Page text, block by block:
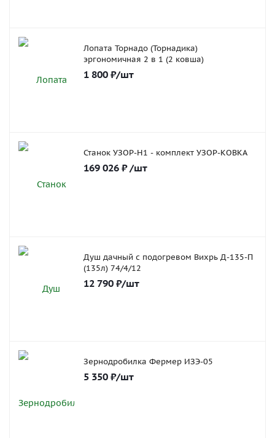
Лопата Торнадо (Торнадика)
эргономичная 2 в 1 (2 ковша)
1 800 ₽/шт
Станок УЗОР-Н1 - комплект УЗОР-КОВКА
169 026 ₽ /шт
Душ дачный с подогревом Вихрь Д-135-П
(135л) 74/4/12
12 790 ₽/шт
Зернодробилка Фермер ИЗЭ-05
5 350 ₽/шт